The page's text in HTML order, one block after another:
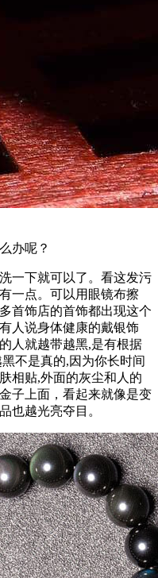
办呢？
一下就可以了。看这发污
一点。可以用眼镜布擦
首饰店的首饰都出现这个
人说身体健康的戴银饰
人就越带越黑,是有根据
不是真的,因为你长时间
相贴,外面的灰尘和人的
子上面，看起来就像是变
也越光亮夺目。